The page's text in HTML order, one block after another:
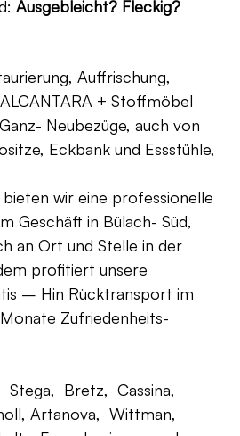
Ausgebleicht? Fleckig?
Auffrischung,
+ Stoffmöbel
Neubezüge, auch von
Eckbank und Essstühle,
wir eine professionelle
Geschäft in Bülach- Süd,
an Ort und Stelle in der
profitiert unsere
– Hin Rücktransport im
Zufriedenheits-
Stega, Bretz, Cassina,
Artanova, Wittman,